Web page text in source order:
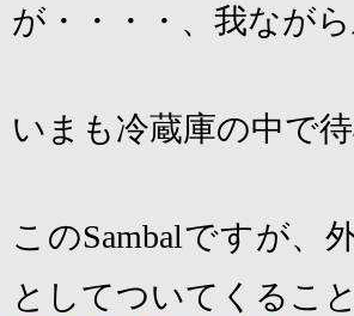
が・・・・、我なが
いまも冷蔵庫の中で待
このSambalですが、
としてついてくるこ